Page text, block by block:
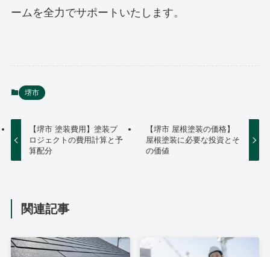
ームを全力でサポートいたします。
堺市
【堺市 塗装費用】塗装プ
ロジェクトの費用計算と予
算配分
【堺市 屋根塗装の価格】
屋根塗装に必要な投資とそ
の価値
関連記事